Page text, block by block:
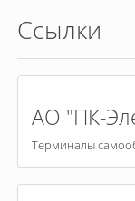
Ссылки
АО "ПК-
Терминалы